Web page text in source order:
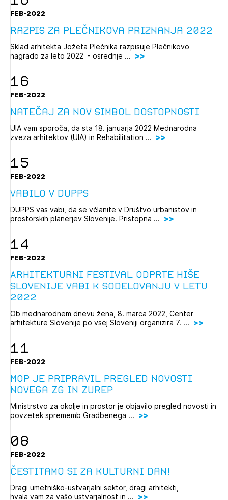
Izbrana vsebina je namenjena le ZAPS
dostopate, se je potrebno prijaviti.
FEB-2022
razpis za Plečnikova priznanja 2022
Sklad arhitekta Jožeta Plečnika razpisuje Plečnikovo
nagrado za leto 2022 - osrednje ...
16
FEB-2022
Natečaj za nov simbol dostopnosti
UIA vam sporoča, da sta 18. januarja 2022 Mednarodna
zveza arhitektov (UIA) in Rehabilitation ...
15
FEB-2022
vabilo v DUPPS
DUPPS vas vabi, da se včlanite v Društvo urbanistov in
prostorskih planerjev Slovenije. Pristopna ...
14
FEB-2022
Arhitekturni festival Odprte hiše
Slovenije vabi k sodelovanju v letu
2022
Ob mednarodnem dnevu žena, 8. marca 2022, Center
arhitekture Slovenije po vsej Sloveniji organizira 7. ...
11
FEB-2022
MOP je pripravil pregled novosti
novega ZG in ZUREP
Ministrstvo za okolje in prostor je objavilo pregled novosti in
povzetek sprememb Gradbenega ...
08
FEB-2022
čestitamo si za kulturni dan!
Dragi umetniško-ustvarjalni sektor, dragi arhitekti,
hvala vam za vašo ustvarjalnost in ...